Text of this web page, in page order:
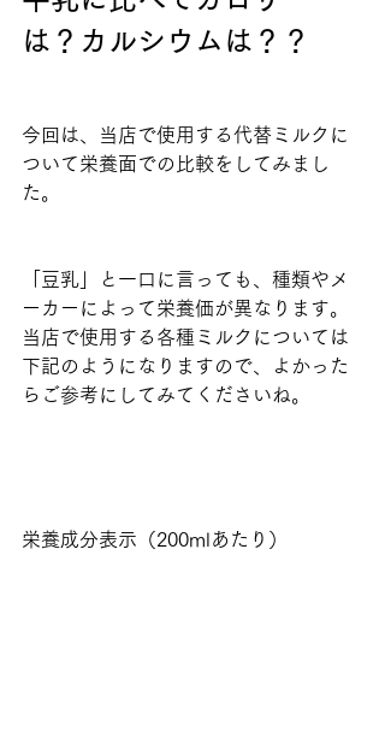
は？カルシウムは？？
今回は、当店で使用する代替ミルクに
ついて栄養面での比較をしてみまし
た。
「豆乳」と一口に言っても、種類やメ
ーカーによって栄養価が異なります。
当店で使用する各種ミルクについては
下記のようになりますので、よかった
らご参考にしてみてくださいね。
栄養成分表示（200mlあたり）